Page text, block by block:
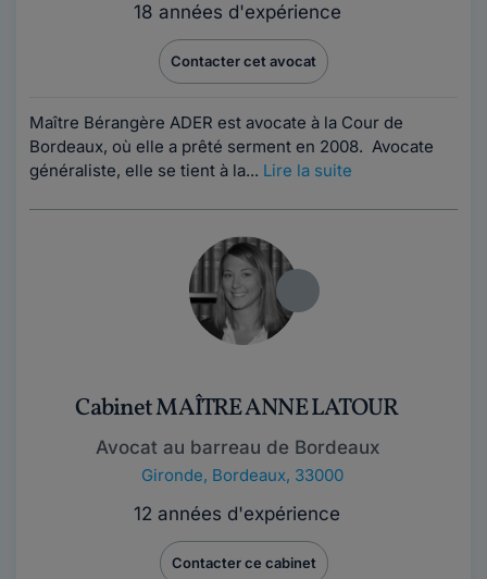
18 années d'expérience
Contacter cet avocat
Maître Bérangère ADER est avocate à la Cour de
Bordeaux, où elle a prêté serment en 2008. Avocate
généraliste, elle se tient à la... Lire la suite
Cabinet MAÎTRE ANNE LATOUR
Avocat au barreau de Bordeaux
Gironde, Bordeaux, 33000
12 années d'expérience
Contacter ce cabinet